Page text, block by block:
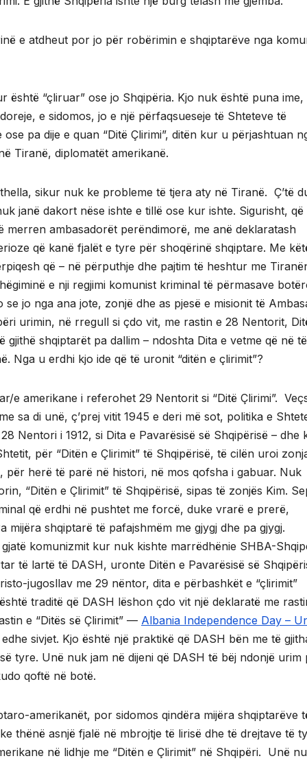
e atdheut por jo për robërimin e shqiptarëve nga
është “çliruar” ose jo Shqipëria. Kjo nuk është puna ime,
e sidomos, jo e një përfaqsueseje të Shteteve të
pa dije e quan “Ditë Çlirimi”, ditën kur u përjashtuan
Tiranë, diplomatët amerikanë.
sikur nuk ke probleme të tjera aty në Tiranë. Ç’të
janë dakort nëse ishte e tillë ose kur ishte. Sigurisht, që
merren ambasadorët perëndimorë, me anë deklaratash
që kanë fjalët e tyre për shoqërinë shqiptare. Me
që – në përputhje dhe pajtim të heshtur me
e nji regjimi komunist kriminal të përmasave
jo nga ana jote, zonjë dhe as pjesë e misionit të
urimin, në rregull si çdo vit, me rastin e 28 Nentorit,
gjithë shqiptarët pa dallim – ndoshta Dita e vetme që në të
Nga u erdhi kjo ide që të uronit “ditën e çlirimit”?
e amerikane i referohet 29 Nentorit si “Ditë Çlirimi”.
sa di unë, ç’prej vitit 1945 e deri më sot, politika e
Nentori i 1912, si Dita e Pavarësisë së Shqipërisë – dhe
për “Ditën e Çlirimit” të Shqipërisë, të cilën uroi
herë të parë në histori, në mos qofsha i gabuar. Nuk
“Ditën e Çlirimit” të Shqipërisë, sipas të zonjës Kim.
që erdhi në pushtet me forcë, duke vrarë e prerë,
shqiptarë të pafajshmëm me gjygj dhe pa gjygj.
komunizmit kur nuk kishte marrëdhënie SHBA-
të lartë të DASH, uronte Ditën e Pavarësisë së
jugosllav me 29 nëntor, dita e përbashkët e “çlirimit”
traditë që DASH lëshon çdo vit një deklaratë me
e “Ditës së Çlirimit” — Albania Independence Day –
sivjet. Kjo është një praktikë që DASH bën me të
tyre. Unë nuk jam në dijeni që DASH të bëj ndonjë urim
qoftë në botë.
amerikanët, por sidomos qindëra mijëra shqiptarëve
thënë asnjë fjalë në mbrojtje të lirisë dhe të drejtave të
në lidhje me “Ditën e Çlirimit” në Shqipëri. Unë